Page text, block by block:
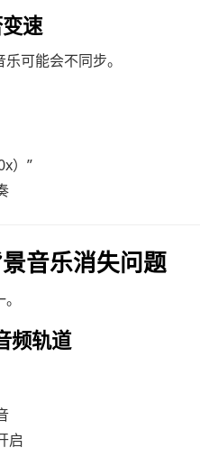
速
可能会不同步。
）”
音乐消失问题
频轨道
启